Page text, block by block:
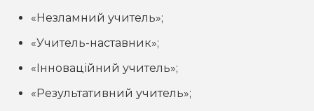
«Незламний учитель»;
«Учитель-наставник»;
«Інноваційний учитель»;
«Результативний учитель»;